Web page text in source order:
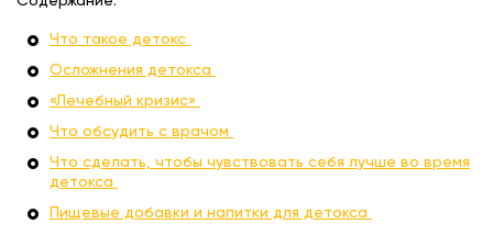
Что такое детокс
Осложнения детокса
«Лечебный кризис»
Что обсудить с врачом
Что сделать, чтобы чувствовать себя лучше во время
детокса
Пищевые добавки и напитки для детокса